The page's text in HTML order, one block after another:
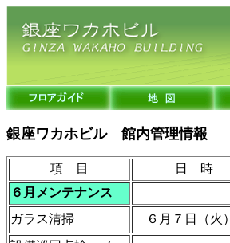
銀座ワカホビル 館内管理情報
項 目 日 時
６月メンテナンス
ガラス清掃
６月７日（火）